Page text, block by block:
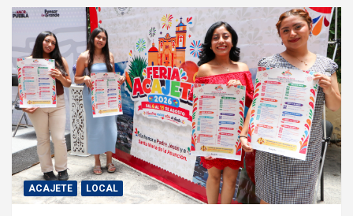
ACAJETE LOCAL